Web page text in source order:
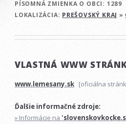
PÍSOMNÁ ZMIENKA O OBCI: 1289
LOKALIZÁCIA: PREŠOVSKÝ KRAJ »
VLASTNÁ WWW
www.lemesany.sk [oficiálna
Ďalšie informačné zdroje:
» Informácie na